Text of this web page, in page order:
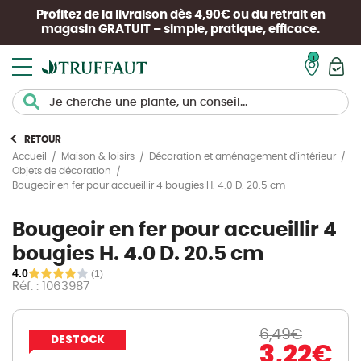
Profitez de la livraison dès 4,90€ ou du retrait en
magasin GRATUIT – simple, pratique, efficace.
RETOUR
Accueil
Maison & loisirs
Décoration et aménagement d'intérieur
Objets de décoration
Bougeoir en fer pour accueillir 4 bougies H. 4.0 D. 20.5 cm
Bougeoir en fer pour accueillir 4
bougies H. 4.0 D. 20.5 cm
4.0 (1)
Réf. : 1063987
DESTOCK 6,49€
€